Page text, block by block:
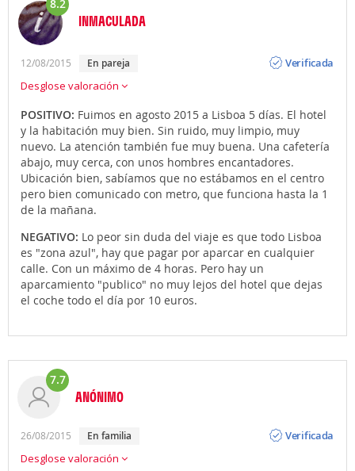
8.2
INMACULADA
12/08/2015 en pareja
Verificada
Desglose valoración
POSITIVO: Fuimos en agosto 2015 a Lisboa 5 días. El hotel
y la habitación muy bien. Sin ruido, muy limpio, muy
nuevo. La atención también fue muy buena. Una cafetería
abajo, muy cerca, con unos hombres encantadores.
Ubicación bien, sabíamos que no estábamos en el centro
pero bien comunicado con metro, que funciona hasta la 1
de la mañana.
NEGATIVO: Lo peor sin duda del viaje es que todo Lisboa
es "zona azul", hay que pagar por aparcar en cualquier
calle. Con un máximo de 4 horas. Pero hay un
aparcamiento "publico" no muy lejos del hotel que dejas
el coche todo el día por 10 euros.
7.7
ANÓNIMO
26/08/2015 en familia
Verificada
Desglose valoración